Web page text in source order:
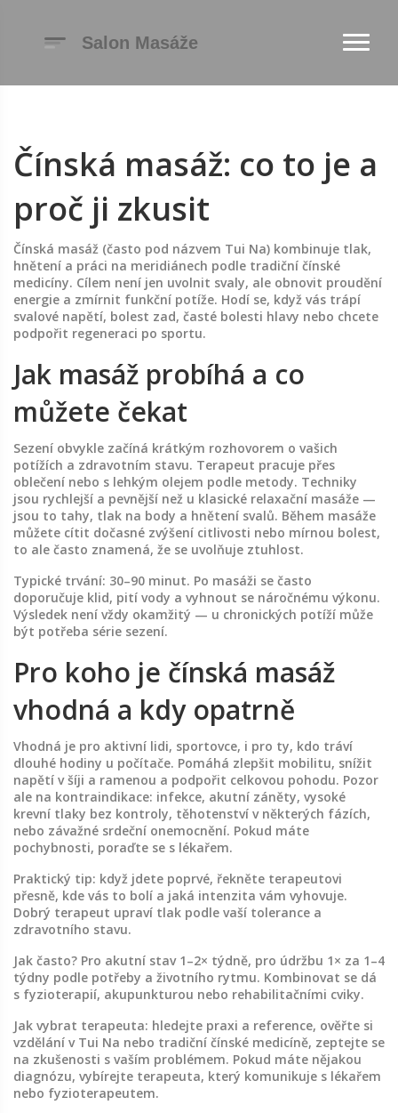
Čínská masáž: co to je a
proč ji zkusit
Čínská masáž (často pod názvem Tui Na) kombinuje tlak,
hnětení a práci na meridiánech podle tradiční čínské
medicíny. Cílem není jen uvolnit svaly, ale obnovit proudění
energie a zmírnit funkční potíže. Hodí se, když vás trápí
svalové napětí, bolest zad, časté bolesti hlavy nebo chcete
podpořit regeneraci po sportu.
Jak masáž probíhá a co
můžete čekat
Sezení obvykle začíná krátkým rozhovorem o vašich
potížích a zdravotním stavu. Terapeut pracuje přes
oblečení nebo s lehkým olejem podle metody. Techniky
jsou rychlejší a pevnější než u klasické relaxační masáže —
jsou to tahy, tlak na body a hnětení svalů. Během masáže
můžete cítit dočasné zvýšení citlivosti nebo mírnou bolest,
to ale často znamená, že se uvolňuje ztuhlost.
Typické trvání: 30–90 minut. Po masáži se často
doporučuje klid, pití vody a vyhnout se náročnému výkonu.
Výsledek není vždy okamžitý — u chronických potíží může
být potřeba série sezení.
Pro koho je čínská masáž
vhodná a kdy opatrně
Vhodná je pro aktivní lidi, sportovce, i pro ty, kdo tráví
dlouhé hodiny u počítače. Pomáhá zlepšit mobilitu, snížit
napětí v šíji a ramenou a podpořit celkovou pohodu. Pozor
ale na kontraindikace: infekce, akutní záněty, vysoké
krevní tlaky bez kontroly, těhotenství v některých fázích,
nebo závažné srdeční onemocnění. Pokud máte
pochybnosti, poraďte se s lékařem.
Praktický tip: když jdete poprvé, řekněte terapeutovi
přesně, kde vás to bolí a jaká intenzita vám vyhovuje.
Dobrý terapeut upraví tlak podle vaší tolerance a
zdravotního stavu.
Jak často? Pro akutní stav 1–2× týdně, pro údržbu 1× za 1–4
týdny podle potřeby a životního rytmu. Kombinovat se dá
s fyzioterapií, akupunkturou nebo rehabilitačními cviky.
Jak vybrat terapeuta: hledejte praxi a reference, ověřte si
vzdělání v Tui Na nebo tradiční čínské medicíně, zeptejte se
na zkušenosti s vaším problémem. Pokud máte nějakou
diagnózu, vybírejte terapeuta, který komunikuje s lékařem
nebo fyzioterapeutem.